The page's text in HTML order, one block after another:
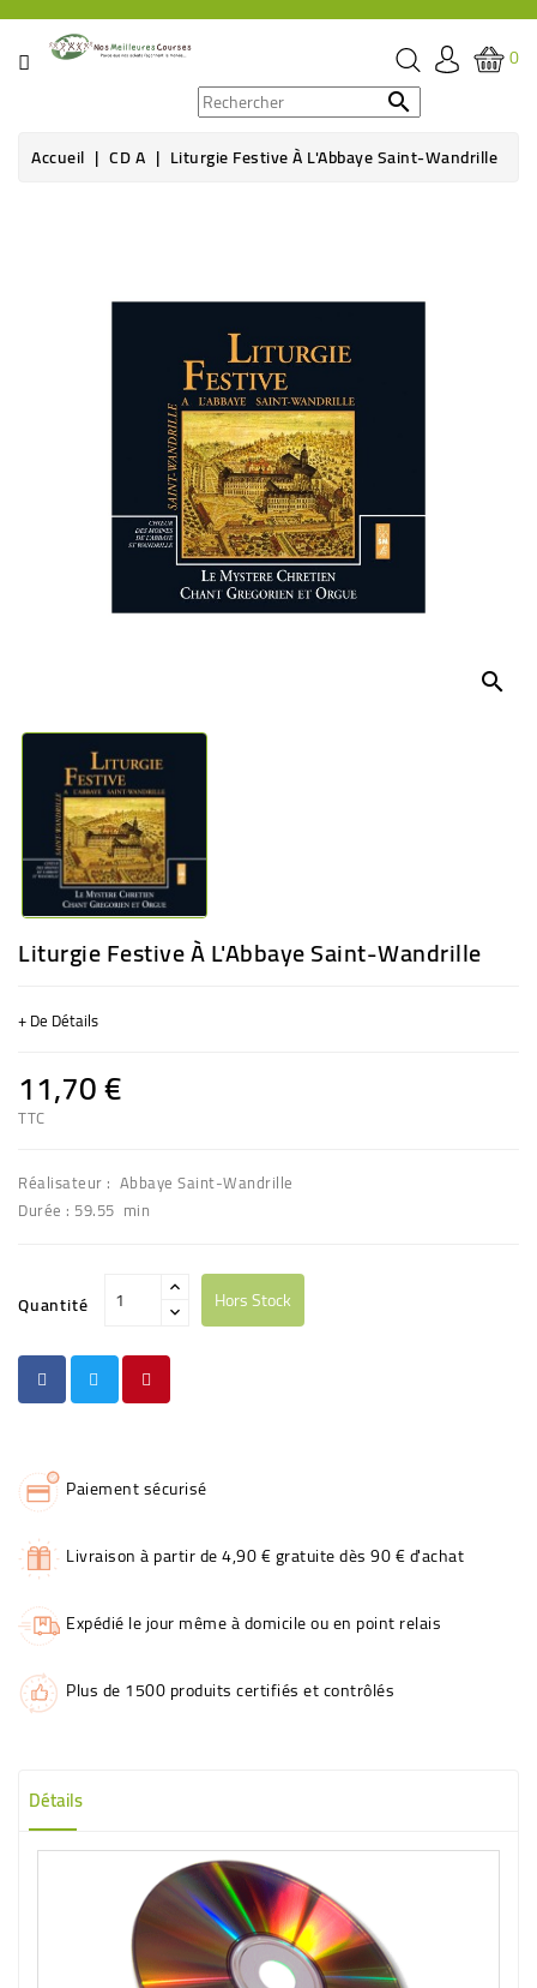
CATÉGORIE
ÉPICERIE
0

Accueil CD A
Liturgie Festive À L'Abbaye Saint-Wandrille
search
Liturgie Festive À L'Abbaye Saint-Wandrille
+ De Détails
11,70 €
TTC
Réalisateur : Abbaye Saint-Wandrille
Durée : 59.55 min
Quantité Hors Stock
Paiement sécurisé
Livraison à partir de 4,90 € gratuite dès 90 € d'achat
Expédié le jour même à domicile ou en point relais
Plus de 1500 produits certifiés et contrôlés
Détails